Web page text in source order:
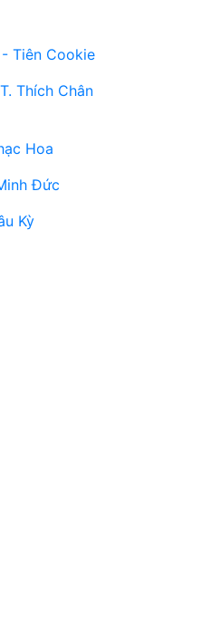
Tiên Cookie
Thích Chân
Hoa
Đức
Kỳ